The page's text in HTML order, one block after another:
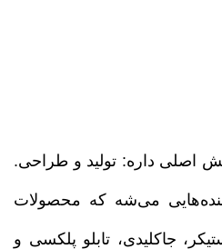
اصلی داره: تولید و طراحی.
می‌شه که محصولات
جاکلیدی، تابلو پلکسی و